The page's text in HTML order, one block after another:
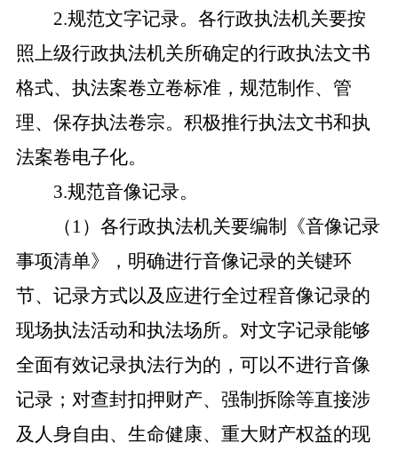
2.规范文字记录。各行政执法机关要按
照上级行政执法机关所确定的行政执法文书
格式、执法案卷立卷标准，规范制作、管
理、保存执法卷宗。积极推行执法文书和执
法案卷电子化。
3.规范音像记录。
（ 1）各行政执法机关要编制《音像记录
事项清单》，明确进行音像记录的关键环
节、记录方式以及应进行全过程音像记录的
现场执法活动和执法场所。对文字记录能够
全面有效记录执法行为的，可以不进行音像
记录；对查封扣押财产、强制拆除等直接涉
及人身自由、生命健康、重大财产权益的现